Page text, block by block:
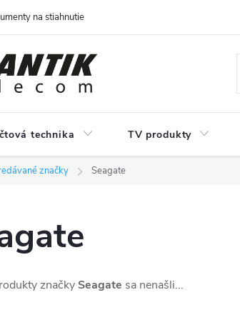
na stiahnutie
technika TV produkty
značky Seagate
značky Seagate sa nenašli...